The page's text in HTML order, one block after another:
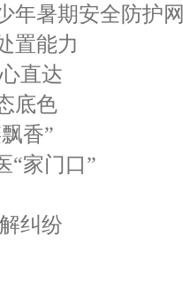
年暑期安全防护
置能力
直达
底色
香”
“家门口”
纠纷